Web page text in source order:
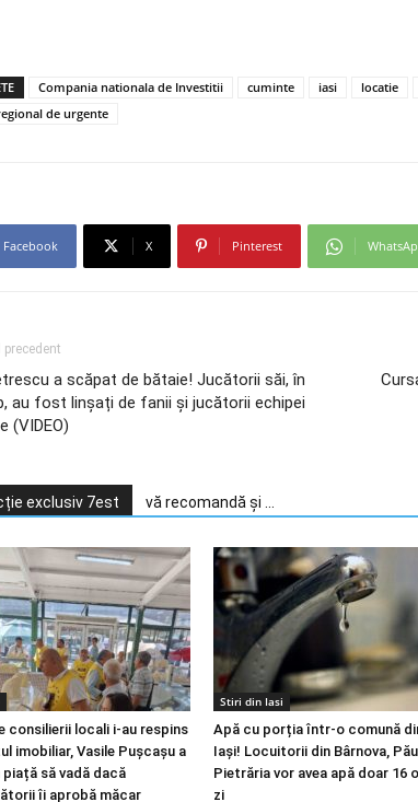
Compania nationala de Investitii cuminte iasi locatie
de urgente
Facebook X Pinterest
a scăpat de bătaie! Jucătorii săi, în
au fost linșați de fanii și jucătorii echipei
(VIDEO)
exclusiv 7est vă recomandă și ...
consilierii locali i-au respins
imobiliar, Vasile Pușcașu a
piață să vadă dacă
îi aprobă măcar
Stiri din Iasi
Apă cu porția într-o comună
Iași! Locuitorii din Bârnova,
Pietrăria vor avea apă doar 16
zi